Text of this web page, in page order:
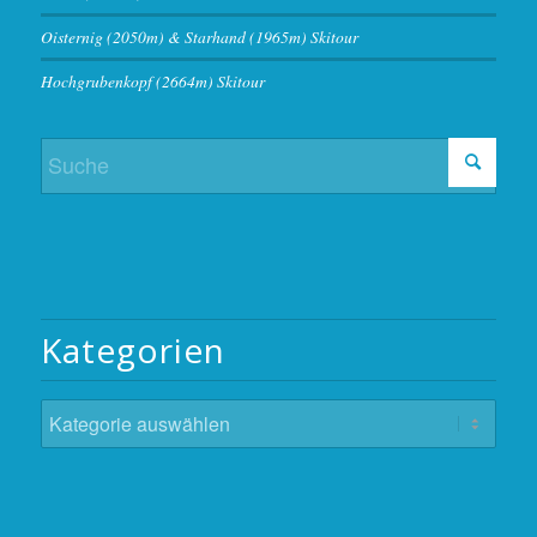
Oisternig (2050m) & Starhand (1965m) Skitour
Hochgrubenkopf (2664m) Skitour
Kategorien
Kategorien